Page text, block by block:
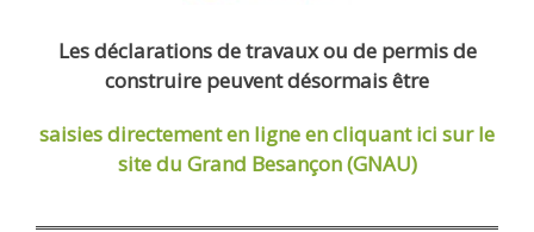
Les déclarations de travaux ou de permis de
construire peuvent désormais être
saisies directement en ligneen cliquant ici sur le
site du Grand Besançon (GNAU)